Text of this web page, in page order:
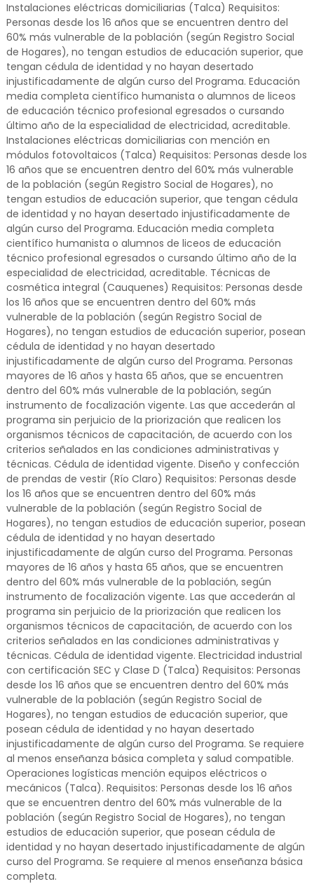
Instalaciones eléctricas domiciliarias (Talca) Requisitos:
Personas desde los 16 años que se encuentren dentro del
60% más vulnerable de la población (según Registro Social
de Hogares), no tengan estudios de educación superior, que
tengan cédula de identidad y no hayan desertado
injustificadamente de algún curso del Programa. Educación
media completa científico humanista o alumnos de liceos
de educación técnico profesional egresados o cursando
último año de la especialidad de electricidad, acreditable.
Instalaciones eléctricas domiciliarias con mención en
módulos fotovoltaicos (Talca) Requisitos: Personas desde los
16 años que se encuentren dentro del 60% más vulnerable
de la población (según Registro Social de Hogares), no
tengan estudios de educación superior, que tengan cédula
de identidad y no hayan desertado injustificadamente de
algún curso del Programa. Educación media completa
científico humanista o alumnos de liceos de educación
técnico profesional egresados o cursando último año de la
especialidad de electricidad, acreditable. Técnicas de
cosmética integral (Cauquenes) Requisitos: Personas desde
los 16 años que se encuentren dentro del 60% más
vulnerable de la población (según Registro Social de
Hogares), no tengan estudios de educación superior, posean
cédula de identidad y no hayan desertado
injustificadamente de algún curso del Programa. Personas
mayores de 16 años y hasta 65 años, que se encuentren
dentro del 60% más vulnerable de la población, según
instrumento de focalización vigente. Las que accederán al
programa sin perjuicio de la priorización que realicen los
organismos técnicos de capacitación, de acuerdo con los
criterios señalados en las condiciones administrativas y
técnicas. Cédula de identidad vigente. Diseño y confección
de prendas de vestir (Río Claro) Requisitos: Personas desde
los 16 años que se encuentren dentro del 60% más
vulnerable de la población (según Registro Social de
Hogares), no tengan estudios de educación superior, posean
cédula de identidad y no hayan desertado
injustificadamente de algún curso del Programa. Personas
mayores de 16 años y hasta 65 años, que se encuentren
dentro del 60% más vulnerable de la población, según
instrumento de focalización vigente. Las que accederán al
programa sin perjuicio de la priorización que realicen los
organismos técnicos de capacitación, de acuerdo con los
criterios señalados en las condiciones administrativas y
técnicas. Cédula de identidad vigente. Electricidad industrial
con certificación SEC y Clase D (Talca) Requisitos: Personas
desde los 16 años que se encuentren dentro del 60% más
vulnerable de la población (según Registro Social de
Hogares), no tengan estudios de educación superior, que
posean cédula de identidad y no hayan desertado
injustificadamente de algún curso del Programa. Se requiere
al menos enseñanza básica completa y salud compatible.
Operaciones logísticas mención equipos eléctricos o
mecánicos (Talca). Requisitos: Personas desde los 16 años
que se encuentren dentro del 60% más vulnerable de la
población (según Registro Social de Hogares), no tengan
estudios de educación superior, que posean cédula de
identidad y no hayan desertado injustificadamente de algún
curso del Programa. Se requiere al menos enseñanza básica
completa.